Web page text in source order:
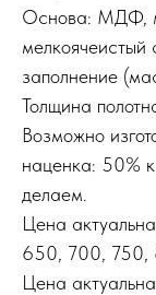
Основа: МДФ,
мелкоячеистый
заполнение
Толщина
Возможно
наценка: 50%
делаем.
Цена
650, 700, 750,
Цена